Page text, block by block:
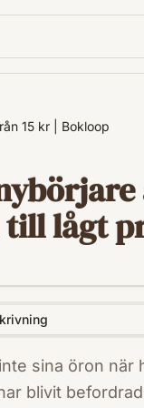
15 kr | Bokloop
till lågt
sina öron när
blivit